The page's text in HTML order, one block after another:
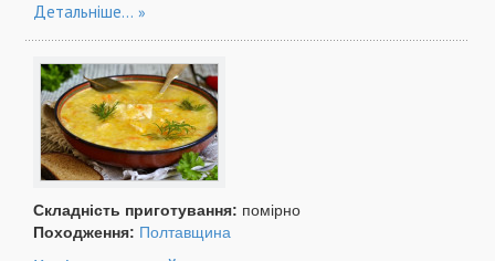
Детальніше...
Складність приготування: помірно
Походження: Полтавщина